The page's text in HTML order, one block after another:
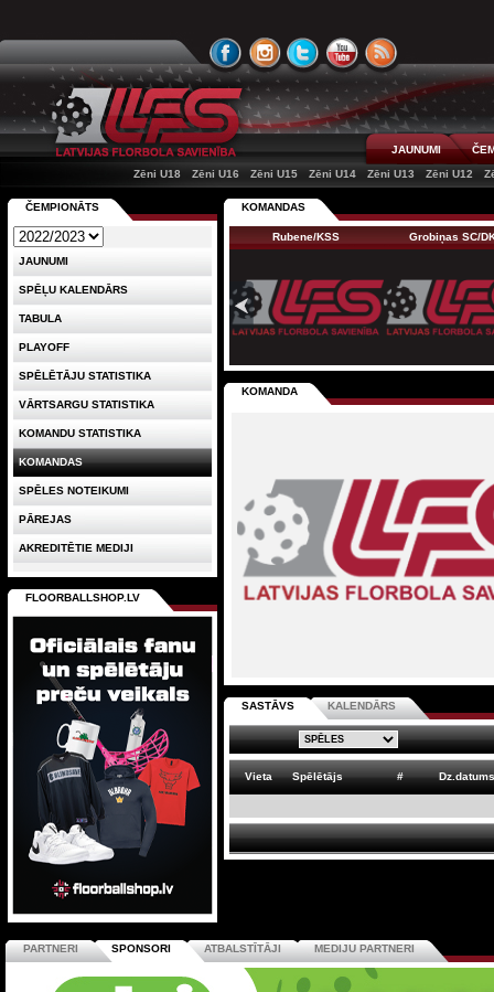
JAUNUMI
Zēni U18
Zēni U16 Zēni U15 Zēni U14 Zēni U13 Zēni U12
KOMANDAS
Rubene/KSS Grobiņas SC/
KOMANDA
SASTĀVS KALENDĀRS
Vieta Spēlētājs # Dz.datums
ČEMPIONĀTS
JAUNUMI
SPĒĻU KALENDĀRS
TABULA
PLAYOFF
SPĒLĒTĀJU STATISTIKA
VĀRTSARGU STATISTIKA
KOMANDU STATISTIKA
KOMANDAS
SPĒLES NOTEIKUMI
PĀREJAS
AKREDITĒTIE MEDIJI
FLOORBALLSHOP.LV
PARTNERI SPONSORI ATBALSTĪTĀJI MEDIJU PARTNERI